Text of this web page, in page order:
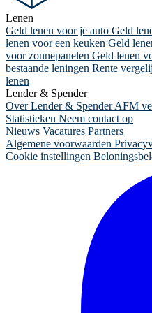
Lenen
Geld lenen voor je auto Geld
lenen voor een keuken Geld
voor zonnepanelen Geld lenen
bestaande leningen Rente
lenen
Lender & Spender
Over Lender & Spender AFM
Statistieken Neem contact op
Nieuws Vacatures Partners
Algemene voorwaarden
Cookie instellingen